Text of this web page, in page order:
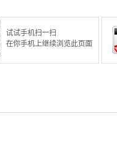
试试手机扫一扫
在你手机上继续浏览此页面